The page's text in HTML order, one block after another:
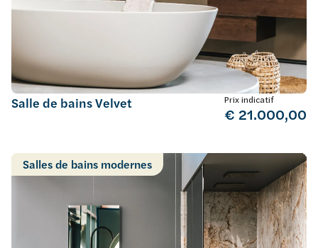
Salle de bains Velvet Prix indicatif
€ 21.000,00
Salles de bains modernes